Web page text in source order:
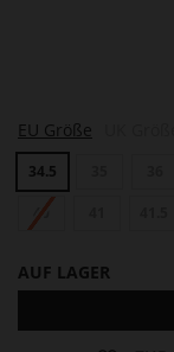
R
A
N
K
E
EU Größe
34.5
40
AUF LAGER